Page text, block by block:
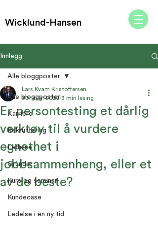
Wicklund-Hansen
Innlegg
Alle bloggposter
Karriere
Rekruttering
Ledelse
Gründer
Kurs og seminar
Kundecase
Ledelse i en ny tid
Alle bloggposter
Er persontesting et dårlig
verktøy til å vurdere
egnethet i
jobbsammenheng, eller et
av de beste?
Lars Kvam Kristoffersen
30. aug. 2022 3 min lesing